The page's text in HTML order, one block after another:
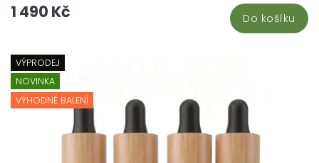
1 490 Kč Do košíku
VÝPRODEJ
NOVINKA
VÝHODNÉ BALENÍ